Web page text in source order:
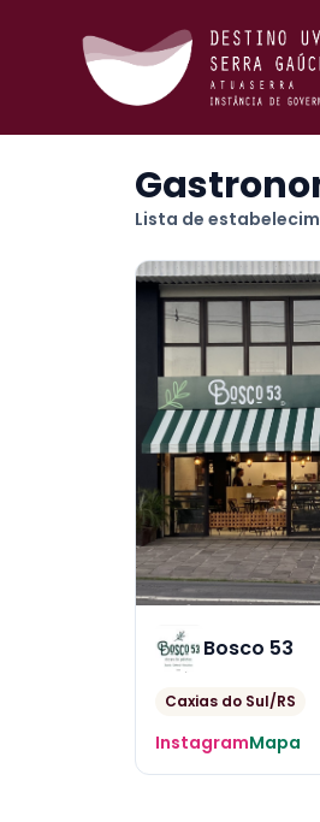
Lista de
Bosco 53
Caxias do Sul/RS
InstagramMapa